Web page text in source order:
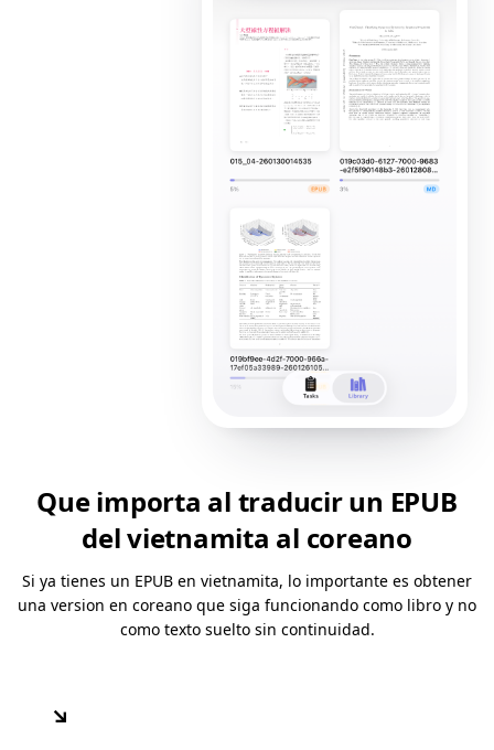
Que importa al traducir un EPUB
del vietnamita al coreano
Si ya tienes un EPUB en vietnamita, lo importante es obtener
una version en coreano que siga funcionando como libro y no
como texto suelto sin continuidad.
↘